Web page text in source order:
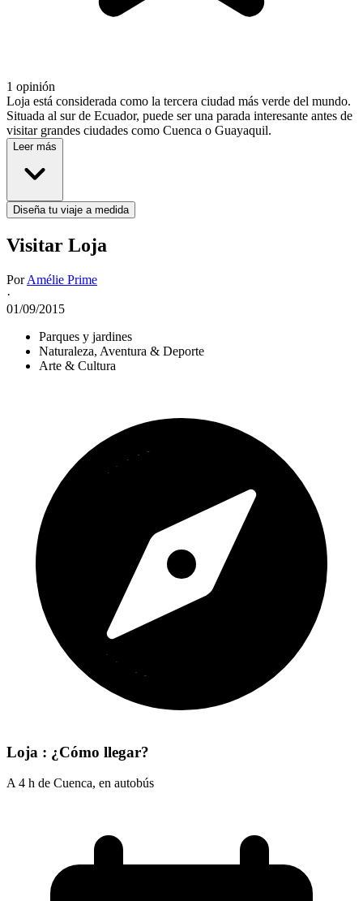
1 opinión
Loja está considerada como la tercera ciudad más verde del mundo.
Situada al sur de Ecuador, puede ser una parada interesante antes de
visitar grandes ciudades como Cuenca o Guayaquil.
Leer más
Diseña tu viaje a medida
Visitar Loja
PorAmélie Prime
·
01/09/2015
Parques y jardines
Naturaleza, Aventura & Deporte
Arte & Cultura
Loja : ¿Cómo llegar?
A 4 h de Cuenca, en autobús